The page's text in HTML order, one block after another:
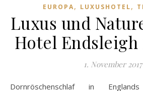
EUROPA, LUXUSHOTEL,
Luxus und
Hotel Endsleigh
1. November 2017
Dornröschenschlaf in Englands Südwesten Im